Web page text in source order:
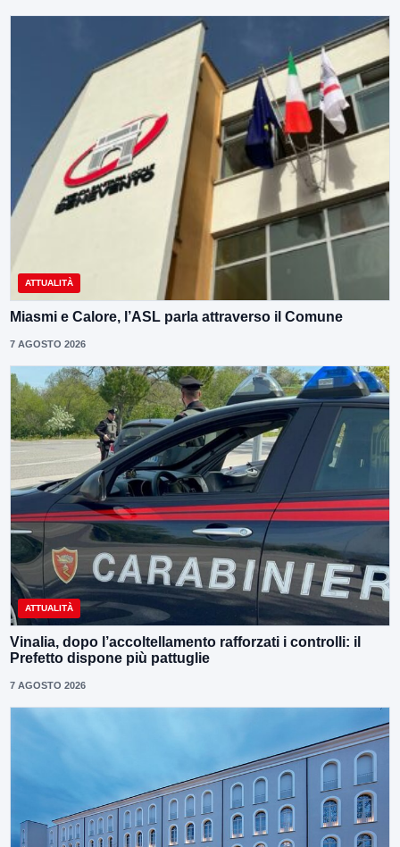
ATTUALITÀ
Miasmi e Calore, l’ASL parla attraverso il Comune
7 AGOSTO 2026
ATTUALITÀ
Vinalia, dopo l’accoltellamento rafforzati i controlli: il
Prefetto dispone più pattuglie
7 AGOSTO 2026